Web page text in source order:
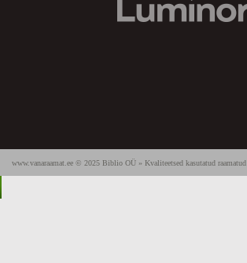
www.vanaraamat.ee © 2025 Biblio OÜ » Kvaliteetsed kasutatud raamatud